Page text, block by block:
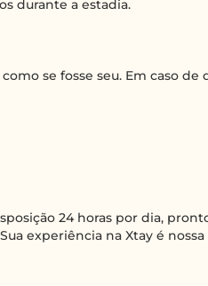
durante a estadia.
se fosse seu. Em caso de
24 horas por dia,
experiência na Xtay é